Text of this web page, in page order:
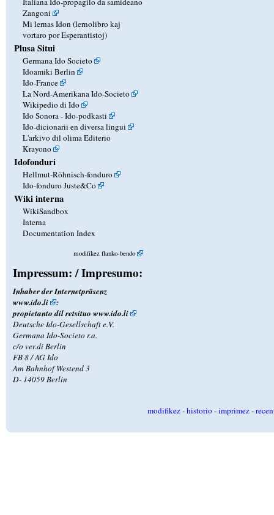
Zangoni
Mi lernas Idon (lernolibro kaj
vortaro por Esperantistoj)
Plusa Situi
Germana Ido Societo
Idoamiki Berlin
Ido-France
La Nord-Amerikana Ido-Societo
Wikipedio di Ido
Ido Sonora - Ido-podkasti
Ido-dicionarii en diversa lingui
L'arkivo dil olima Editerio
Krayono
Idofonduri
Hellmut-Röhnisch-fonduro
Ido-fonduro Juste&Co
Wiki interna
WikiSandbox
Interna
Documentation Index
modifikez flanko-bendo
Impressum: / Impresumo:
Inhaber der Internetpräsenz
www.ido.li
:
propietanto dil retsituo www.ido.li
Deutsche Ido-Gesellschaft e.V.
Germana Ido-Societo r.a.
c/o ver.di Berlin
FB 8 / AG Ido
Am Bahnhof Westend 3
D- 14059 Berlin
modifikez-historio-imprimez-